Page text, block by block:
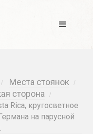
/ Места стоянок /
сторона /
Rica, кругосветное
на парусной